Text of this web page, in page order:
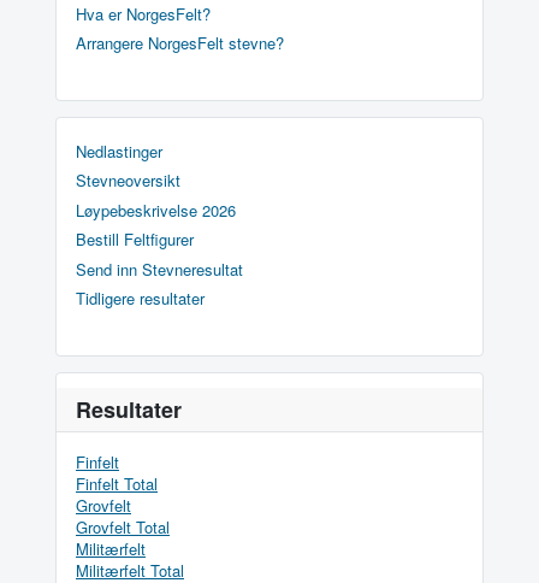
Hva er NorgesFelt?
Arrangere NorgesFelt stevne?
Nedlastinger
Stevneoversikt
Løypebeskrivelse 2026
Bestill Feltfigurer
Send inn Stevneresultat
Tidligere resultater
Resultater
Finfelt
Finfelt Total
Grovfelt
Grovfelt Total
Militærfelt
Militærfelt Total